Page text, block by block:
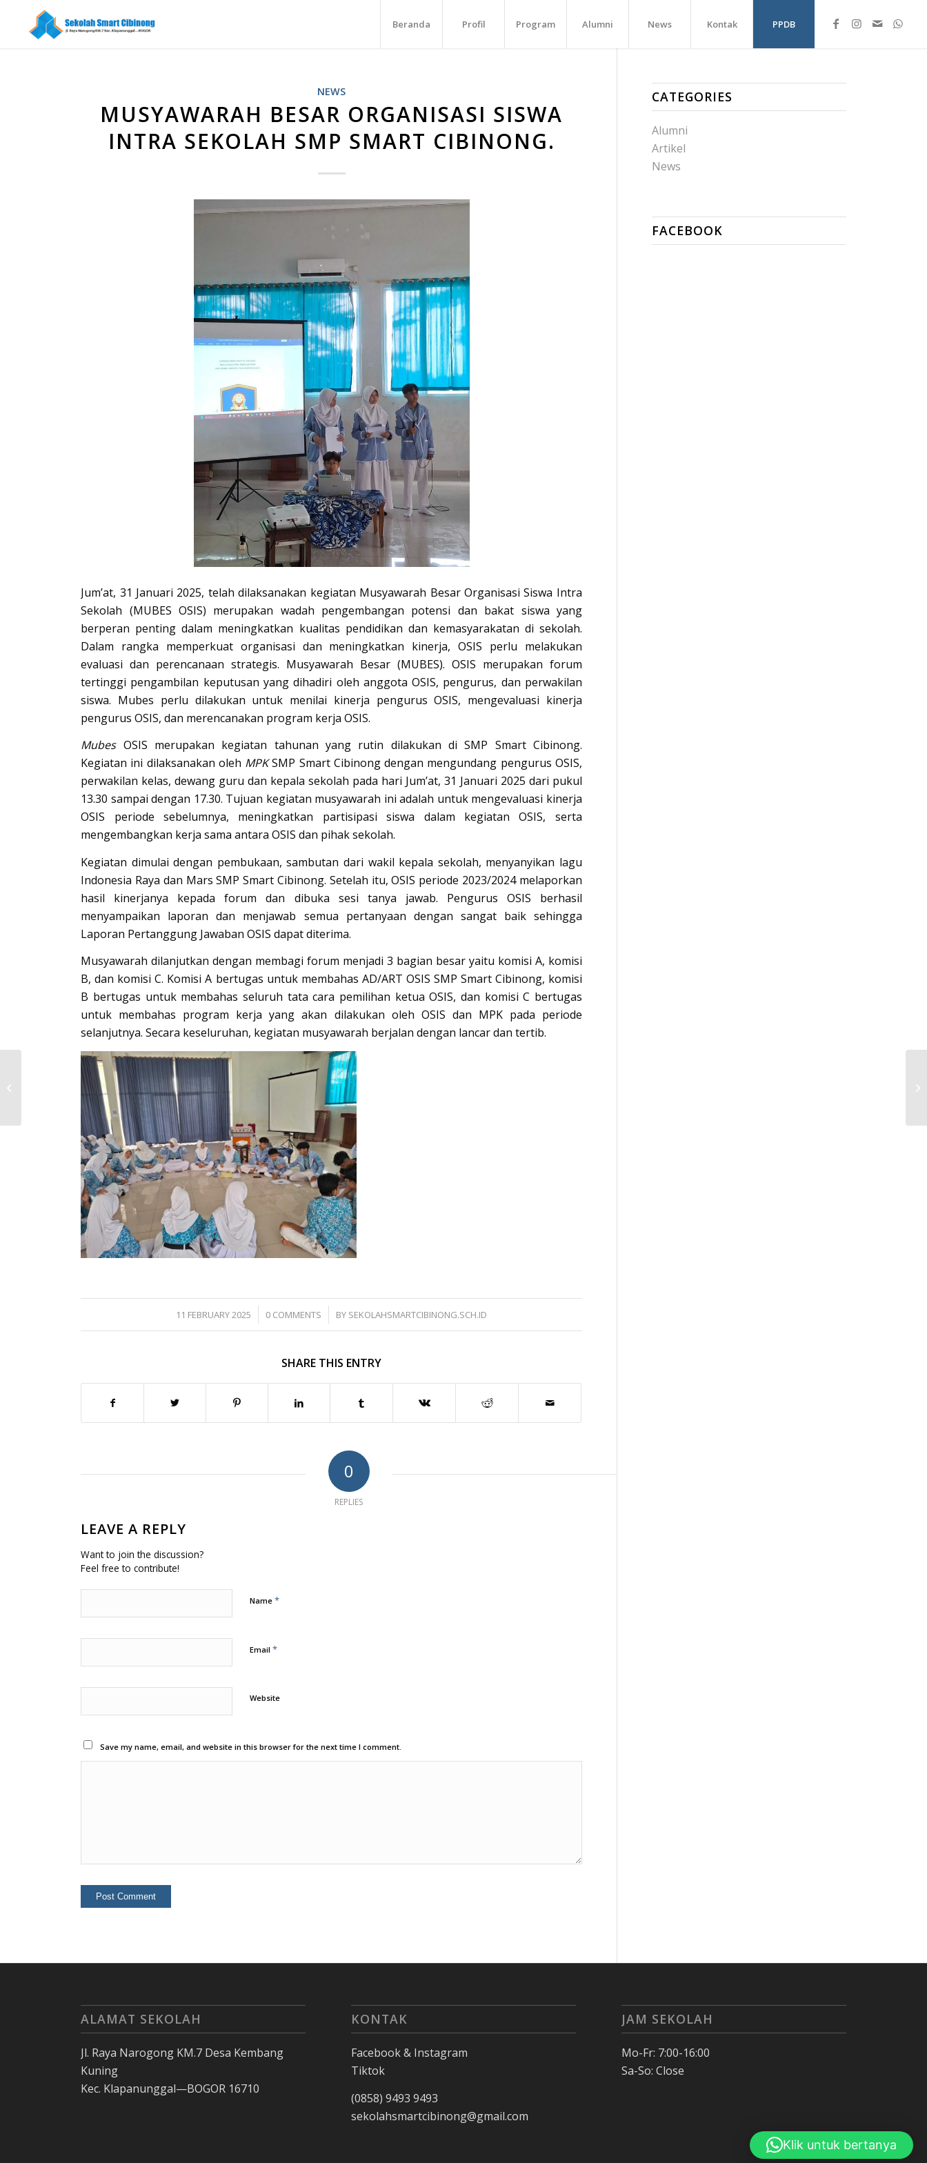
Beranda Profil Program Alumni News Kontak PPDB
NEWS
MUSYAWARAH BESAR ORGANISASI SISWA
INTRA SEKOLAH SMP SMART CIBINONG.
Jum’at, 31 Januari 2025, telah dilaksanakan kegiatan Musyawarah Besar Organisasi Siswa Intra
Sekolah (MUBES OSIS) merupakan wadah pengembangan potensi dan bakat siswa yang
berperan penting dalam meningkatkan kualitas pendidikan dan kemasyarakatan di sekolah.
Dalam rangka memperkuat organisasi dan meningkatkan kinerja, OSIS perlu melakukan
evaluasi dan perencanaan strategis. Musyawarah Besar (MUBES). OSIS merupakan forum
tertinggi pengambilan keputusan yang dihadiri oleh anggota OSIS, pengurus, dan perwakilan
siswa. Mubes perlu dilakukan untuk menilai kinerja pengurus OSIS, mengevaluasi kinerja
pengurus OSIS, dan merencanakan program kerja OSIS.
MubesOSIS merupakan kegiatan tahunan yang rutin dilakukan di SMP Smart Cibinong.
Kegiatan ini dilaksanakan oleh MPKSMP Smart Cibinong dengan mengundang pengurus OSIS,
perwakilan kelas, dewang guru dan kepala sekolah pada hari Jum’at, 31 Januari 2025 dari pukul
13.30 sampai dengan 17.30. Tujuan kegiatan musyawarah ini adalah untuk mengevaluasi kinerja
OSIS periode sebelumnya, meningkatkan partisipasi siswa dalam kegiatan OSIS, serta
mengembangkan kerja sama antara OSIS dan pihak sekolah.
Kegiatan dimulai dengan pembukaan, sambutan dari wakil kepala sekolah, menyanyikan lagu
Indonesia Raya dan Mars SMP Smart Cibinong. Setelah itu, OSIS periode 2023/2024 melaporkan
hasil kinerjanya kepada forum dan dibuka sesi tanya jawab. Pengurus OSIS berhasil
menyampaikan laporan dan menjawab semua pertanyaan dengan sangat baik sehingga
Laporan Pertanggung Jawaban OSIS dapat diterima.
Musyawarah dilanjutkan dengan membagi forum menjadi 3 bagian besar yaitu komisi A, komisi
B, dan komisi C. Komisi A bertugas untuk membahas AD/ART OSIS SMP Smart Cibinong, komisi
B bertugas untuk membahas seluruh tata cara pemilihan ketua OSIS, dan komisi C bertugas
untuk membahas program kerja yang akan dilakukan oleh OSIS dan MPK pada periode
selanjutnya. Secara keseluruhan, kegiatan musyawarah berjalan dengan lancar dan tertib.
11 FEBRUARY 2025
/ 0 COMMENTS
/ BY SEKOLAHSMARTCIBINONG.SCH.ID
SHARE THIS ENTRY
0
REPLIES
LEAVE A REPLY
Want to join the discussion?
Feel free to contribute!
Name*
Email*
Website
Save my name, email, and website in this browser for the next time I comment.
CATEGORIES
Alumni
Artikel
News
FACEBOOK
ALAMAT SEKOLAH
Jl. Raya Narogong KM.7 Desa Kembang
Kuning
Kec. Klapanunggal—BOGOR 16710
KONTAK
Facebook & Instagram
Tiktok
(0858) 9493 9493
sekolahsmartcibinong@gmail.com
JAM SEKOLAH
Mo-Fr: 7:00-16:00
Sa-So: Close
KEGIATAN OUTING
CLASS PGTK SMART
CIBINONG DI PELITA
DESA CISEENG
Klik untuk bertanya